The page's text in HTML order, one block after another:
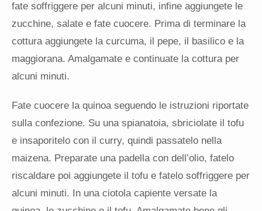
fate soffriggere per alcuni minuti, infine aggiungete le
zucchine, salate e fate cuocere. Prima di terminare la
cottura aggiungete la curcuma, il pepe, il basilico e la
maggiorana. Amalgamate e continuate la cottura per
alcuni minuti.
Fate cuocere la quinoa seguendo le istruzioni riportate
sulla confezione. Su una spianatoia, sbriciolate il tofu
e insaporitelo con il curry, quindi passatelo nella
maizena. Preparate una padella con dell’olio, fatelo
riscaldare poi aggiungete il tofu e fatelo soffriggere per
alcuni minuti. In una ciotola capiente versate la